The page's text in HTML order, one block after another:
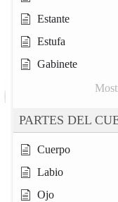
Estante
Estufa
Gabinete
PARTES DEL
Cuerpo
Labio
Ojo